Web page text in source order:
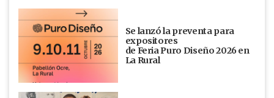
Se lanzó la preventa para
expositores
de Feria Puro Diseño 2026 en
La Rural